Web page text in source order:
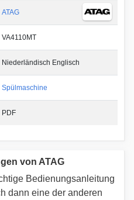
ATAG
VA4110MT
Niederländisch Englisch
Spülmaschine
PDF
von ATAG
Bedienungsanleitung
dann eine der anderen